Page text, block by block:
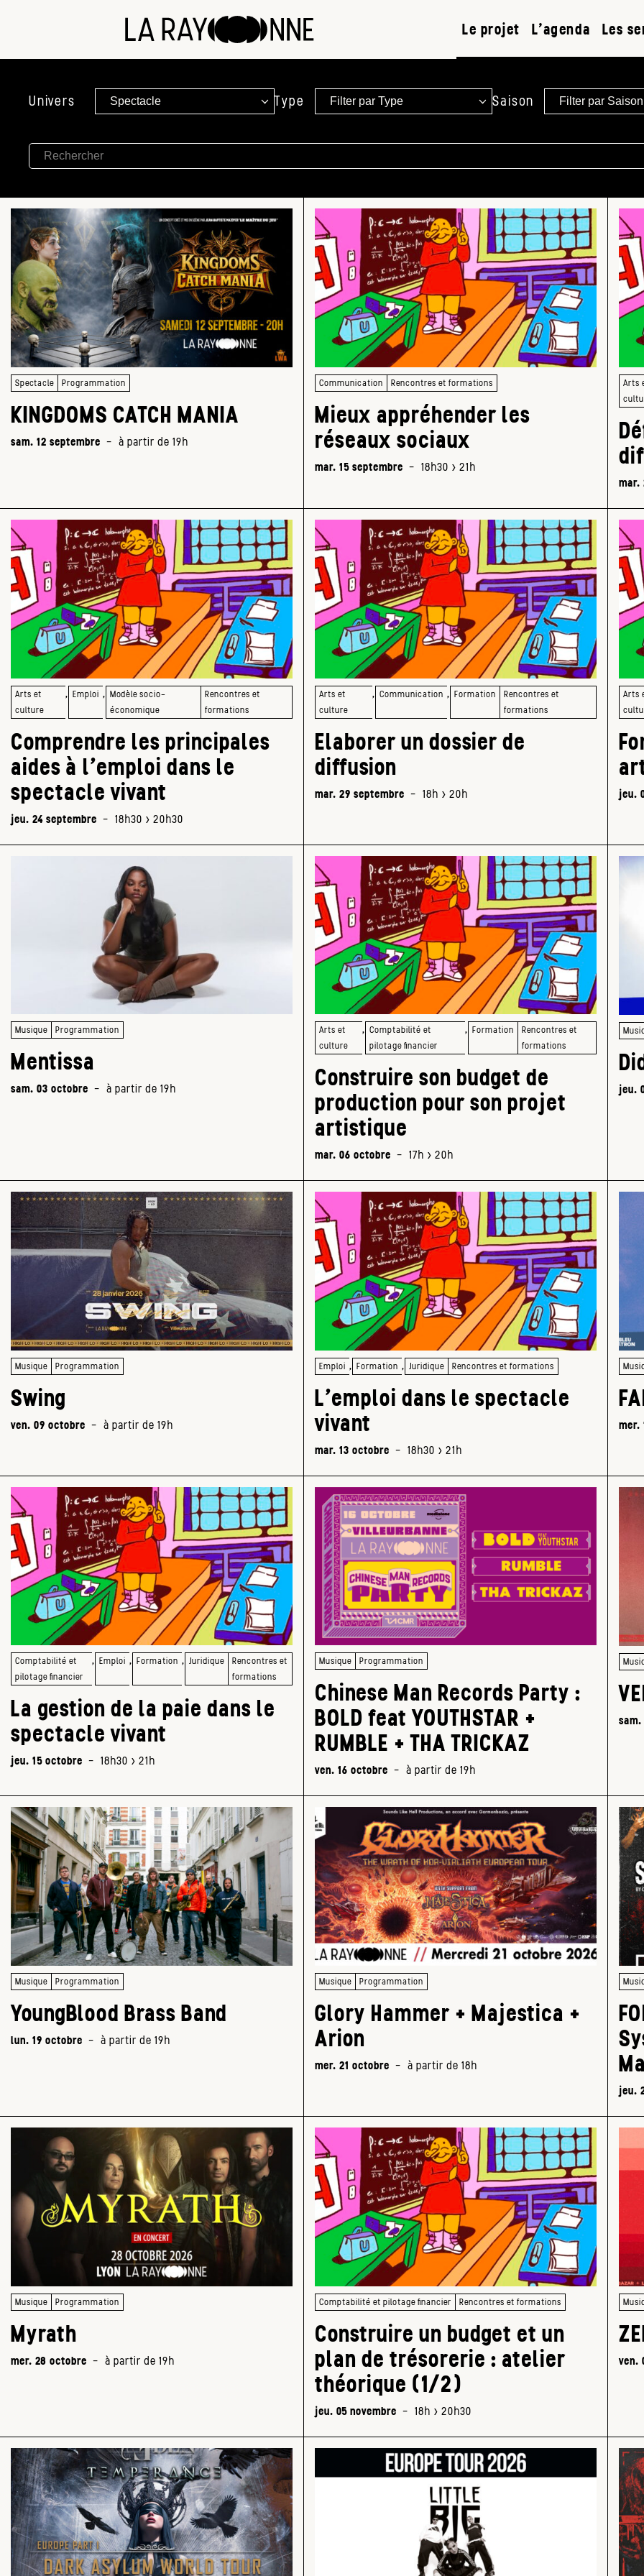
Le projet L’agenda Les
Univers Type Saison
Spectacle Programmation
KINGDOMS CATCH MANIA
sam. 12 septembre - à partir de 19h
Communication Rencontres et formations
Mieux appréhender les
réseaux sociaux
mar. 15 septembre - 18h30 > 21h
Arts
mar.
Arts et
culture
, Emploi , Modèle socio-
économique
Rencontres et
formations
Comprendre les principales
aides à l’emploi dans le
spectacle vivant
jeu. 24 septembre - 18h30 > 20h30
Arts et
culture
, Communication , Formation
Rencontres et
formations
Elaborer un dossier de
diffusion
mar. 29 septembre - 18h > 20h
Arts
jeu.
Musique Programmation
Mentissa
sam. 03 octobre - à partir de 19h
Arts et
culture
, Comptabilité et
pilotage financier
, Formation
Rencontres et
formations
Construire son budget de
production pour son projet
artistique
mar. 06 octobre - 17h > 20h
jeu.
Musique Programmation
Swing
ven. 09 octobre - à partir de 19h
Emploi , Formation , Juridique Rencontres et formations
L’emploi dans le spectacle
vivant
mar. 13 octobre - 18h30 > 21h
mer.
Comptabilité et
pilotage financier
, Emploi , Formation , Juridique
Rencontres et
formations
La gestion de la paie dans le
spectacle vivant
jeu. 15 octobre - 18h30 > 21h
Musique Programmation
Chinese Man Records Party :
BOLD feat YOUTHSTAR +
RUMBLE + THA TRICKAZ
ven. 16 octobre - à partir de 19h
Musique Programmation
YoungBlood Brass Band
lun. 19 octobre - à partir de 19h
Musique Programmation
Glory Hammer + Majestica +
Arion
mer. 21 octobre - à partir de 18h
jeu.
Musique Programmation
Myrath
mer. 28 octobre - à partir de 19h
Comptabilité et pilotage financier Rencontres et formations
Construire un budget et un
plan de trésorerie : atelier
théorique (1/2)
jeu. 05 novembre - 18h > 20h30
ven.